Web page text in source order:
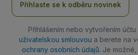
Přihlaste se k odběru novinek
Přihlášením nebo vytvořením účtu
uživatelskou smlouvou a berete na
ochrany osobních údajů. Je